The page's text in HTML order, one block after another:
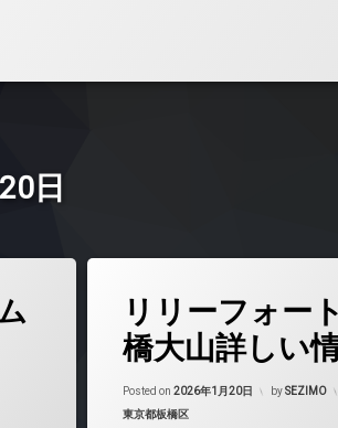
日
リリーフォー
橋大山詳しい
Posted on 2026年1月20日 bySEZIMO
カテゴリー:
東京都板橋区
24時間管理
CATV